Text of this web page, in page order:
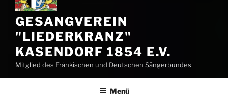
GESANGVEREIN
"LIEDERKRANZ"
KASENDORF 1854 E.V.
Mitglied des Fränkischen und Deutschen Sängerbundes
Menü